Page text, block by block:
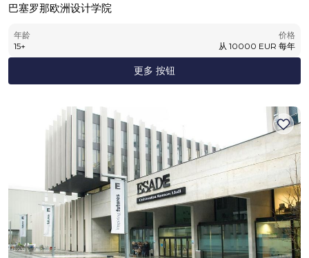
巴塞罗那欧洲设计学院
年龄
15+
价格
从 10000 EUR 每年
更多 按钮